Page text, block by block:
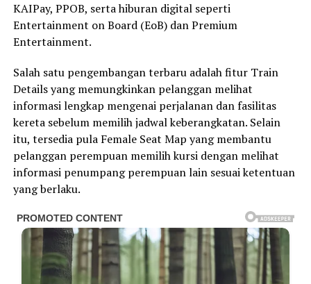
KAIPay, PPOB, serta hiburan digital seperti
Entertainment on Board (EoB) dan Premium
Entertainment.
Salah satu pengembangan terbaru adalah fitur Train
Details yang memungkinkan pelanggan melihat
informasi lengkap mengenai perjalanan dan fasilitas
kereta sebelum memilih jadwal keberangkatan. Selain
itu, tersedia pula Female Seat Map yang membantu
pelanggan perempuan memilih kursi dengan melihat
informasi penumpang perempuan lain sesuai ketentuan
yang berlaku.